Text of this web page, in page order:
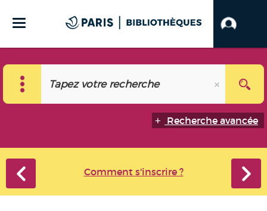
Recherche avancée
Comment s'inscrire ?